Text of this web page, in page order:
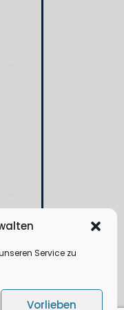
Service zu
Vorlieben